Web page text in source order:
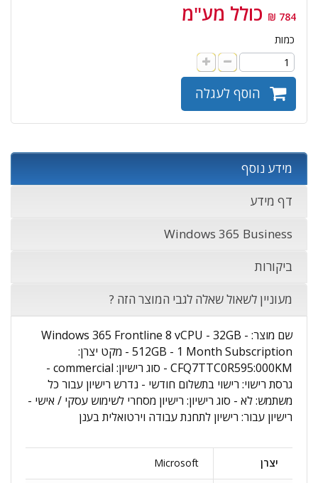
784 ₪ כולל מע"מ
כמות
הוסף לעגלה
מידע נוסף
דף מידע
Windows 365 Business
ביקורות
מעוניין לשאול שאלה לגבי המוצר הזה ?
שם מוצר: Windows 365 Frontline 8 vCPU - 32GB -
512GB - 1 Month Subscription - מקט יצרן:
CFQ7TTC0R595:000KM - סוג רישיון: commercial -
גרסת רישוי: רישוי בתשלום חודשי - נדרש רישיון עבור כל
משתמש: לא - סוג רישיון: רישיון מסחרי לשימוש עסקי / אישי -
רישיון עבור: רישיון לתחנת עבודה וירטואלית בענן
יצרן Microsoft